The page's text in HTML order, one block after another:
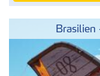
Brasilien